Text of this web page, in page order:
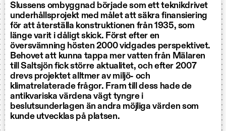
Slussens ombyggnad började som ett teknikdrivet
underhållsprojekt med målet att säkra finansiering
för att återställa konstruktionen från 1935, som
länge varit i dåligt skick. Först efter en
översvämning hösten 2000 vidgades perspektivet.
Behovet att kunna tappa mer vatten från Mälaren
till Saltsjön fick större aktualitet, och efter 2007
drevs projektet alltmer av miljö- och
klimatrelaterade frågor. Fram till dess hade de
antikvariska värdena vägt tyngre i
beslutsunderlagen än andra möjliga värden som
kunde utvecklas på platsen.